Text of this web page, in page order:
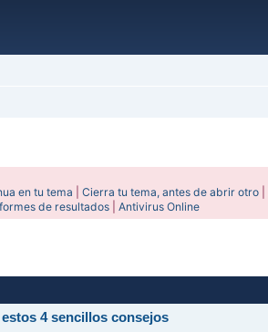
en tu tema |Cierra tu tema, antes de abrir otro
de resultados |Antivirus Online
4 sencillos consejos